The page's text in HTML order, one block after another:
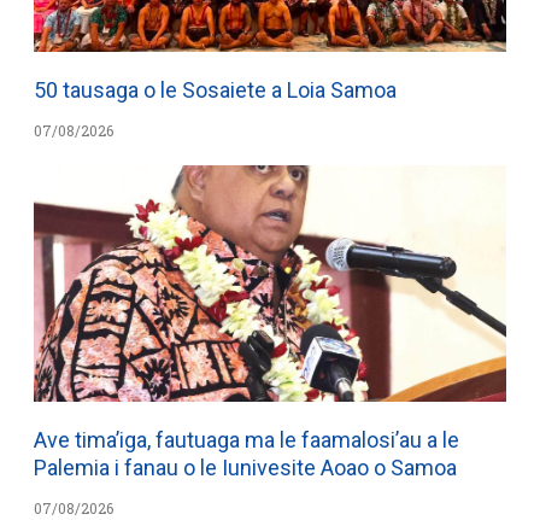
50 tausaga o le Sosaiete a Loia Samoa
07/08/2026
Ave tima’iga, fautuaga ma le faamalosi’au a le
Palemia i fanau o le Iunivesite Aoao o Samoa
07/08/2026